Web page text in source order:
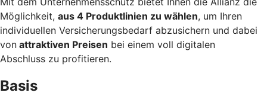
Möglichkeit, aus 4 Produkt­linien zu wählen, um Ihren
individuellen Versicherungs­bedarf abzusichern und dabei
von attraktiven Preisen bei einem voll digitalen
Abschluss zu profitieren.
Basis